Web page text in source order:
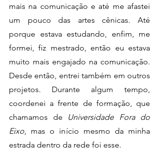
mais na comunicação e até me afastei
um pouco das artes cênicas. Até
porque estava estudando, enfim, me
formei, fiz mestrado, então eu estava
muito mais engajado na comunicação.
Desde então, entrei também em outros
projetos. Durante algum tempo,
coordenei a frente de formação, que
chamamos de
Universidade Fora do
Eixo , mas o início mesmo da minha
estrada dentro da rede foi esse.